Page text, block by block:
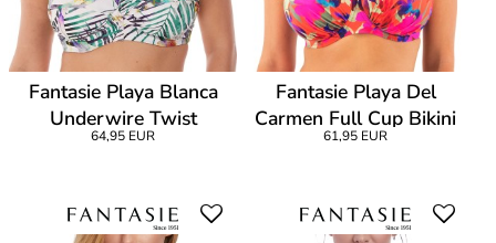
Fantasie Playa Blanca
Underwire Twist
Bandeau
64,95 EUR
Fantasie Playa Del
Carmen Full Cup Bikini
61,95 EUR